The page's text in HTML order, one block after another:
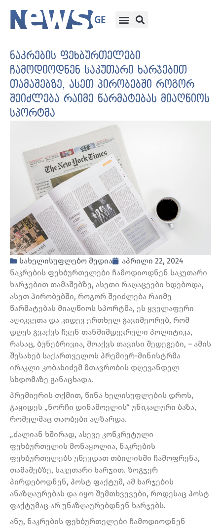
ნაკრების ფეხბურთელები
ჩამოდიოდნენ საკუთარი ხარჯებით
თამაშებზე, ასეთ პირობებში როგორ
შეიძლება რაიმე წარმატებას მიაღწიოს
სპორტმა
სახელისუფლებო მედია
აპრილი 22, 2024
ნაკრების ფეხბურთელები ჩამოდიოდნენ საკუთარი
ხარჯებით თამაშებზე, ასეთი რაღაცეები ხდებოდა,
ასეთ პირობებში, როგორ შეიძლება რაიმე
წარმატებას მიაღწიოს სპორტმა, ეს ყველაფერი
აღიკვეთა და კიდევ ერთხელ გავიმეორებ, რომ
დღეს გვაქვს ჩვენ თანმიმდევრული პოლიტიკა,
რასაც, ბუნებრივია, მოაქვს თავისი შედეგები, – ამის
შესახებ საქართველოს პრემიერ-მინისტრმა
ირაკლი კობახიძემ მთავრობის დღევანდელ
სხდომაზე განაცხადა.
პრემიერის თქმით, წინა ხელისუფლების დროს,
გაყიდეს „ნორჩი დინამოელის“ უნიკალური ბაზა,
რომელმაც თაობები აღზარდა.
„ძალიან ხშირად, ასევე კონკრეტული
ფეხბურთელის მონაყოლია, ნაკრების
ფეხბურთელებს უწევდათ თბილისში ჩამოფრენა,
თამაშებზე, საკუთარი ხარჯით. ზოგჯერ
პირდებოდნენ, პოსტ ფაქტუმ, ამ ხარჯების
ანაზღაურებას და იყო შემთხვევები, როდესაც პოსტ
ფაქტუმაც არ უნაზღაურებდნენ ხარჯებს.
ანუ, ნაკრების ფეხბურთელები ჩამოდიოდნენ